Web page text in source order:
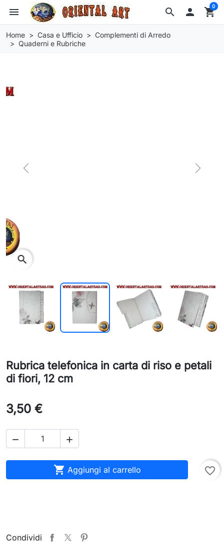
search
menu  shopping_cart
0
Home Casa e Ufficio
Complementi di Arredo
Quaderni e Rubriche
Previous Next
Rubrica telefonica in carta di riso e petali
di fiori, 12 cm
3,50 €
 
 Aggiungi al carrello favorite_border
Condividi